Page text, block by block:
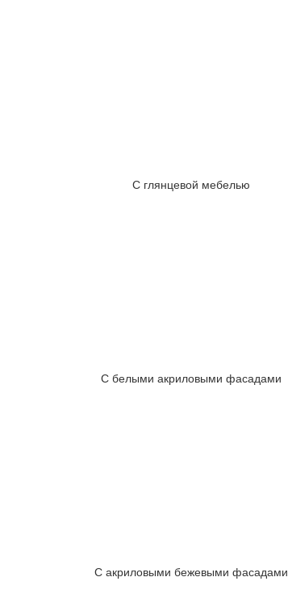
С глянцевой мебелью
С белыми акриловыми фасадами
С акриловыми бежевыми фасадами